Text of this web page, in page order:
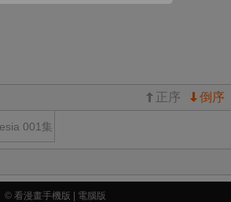
倒序
正序
001集
© 看漫畫手機版 | 電腦版